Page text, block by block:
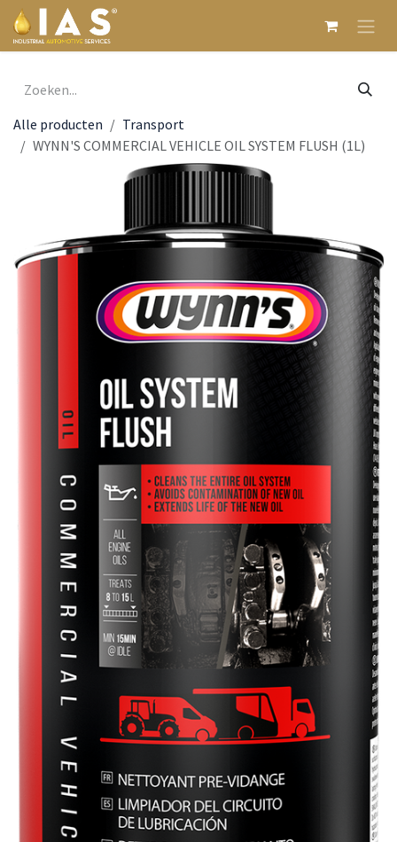
Overslaan naar inhoud
Alle producten
Transport
WYNN'S COMMERCIAL VEHICLE OIL SYSTEM FLUSH (1L)